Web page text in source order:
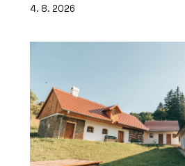
4. 8. 2026